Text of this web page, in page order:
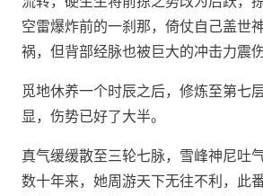
空雷爆炸前的一刹那，倚仗自己盖世
祸，但背部经脉也被巨大的冲击力震伤
觅地休养一个时辰之后，修炼至第七
显，伤势已好了大半。
真气缓缓散至三轮七脉，雪峰神尼吐
数十年来，她周游天下无往不利，此